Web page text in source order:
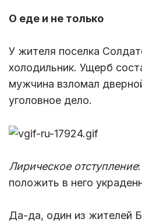
О еде и не только
У жителя поселка
холодильник. Ущерб
мужчина взломал
уголовное дело.
Лирическое отступление
положить в него
Да-да, один из жителей